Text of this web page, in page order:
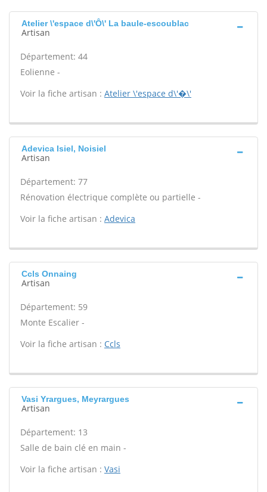
Atelier \'espace d\'Ô\' La baule-escoublac
Artisan
Département: 44
Eolienne -
Voir la fiche artisan : Atelier \'espace d\'�\'
Adevica Isiel, Noisiel
Artisan
Département: 77
Rénovation électrique complète ou partielle -
Voir la fiche artisan : Adevica
Ccls Onnaing
Artisan
Département: 59
Monte Escalier -
Voir la fiche artisan : Ccls
Vasi Yrargues, Meyrargues
Artisan
Département: 13
Salle de bain clé en main -
Voir la fiche artisan : Vasi